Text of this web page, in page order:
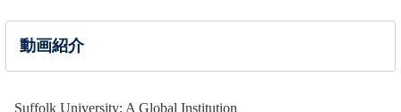
動画紹介
Suffolk University: A Global Institution